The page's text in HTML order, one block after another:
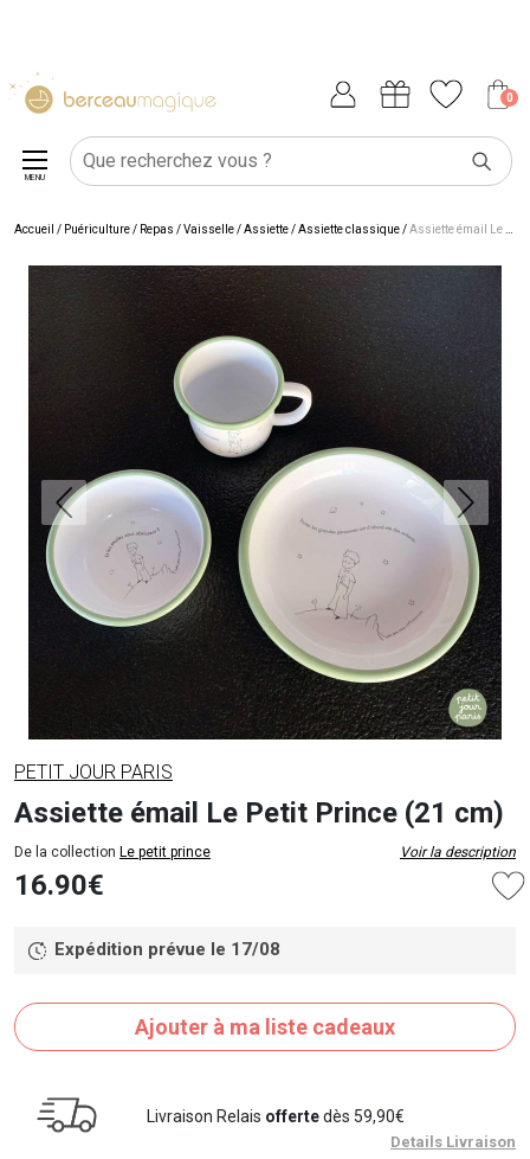
0
MENU
Accueil / Puériculture/ Repas /Vaisselle/Assiette/Assiette classique/Assiette émail Le Petit Prince (21 cm)
PETIT JOUR PARIS
Assiette émail Le Petit Prince (21 cm)
De la collection Le petit prince Voir la description
16.90€
Expédition prévue le 17/08
Ajouter à ma liste cadeaux
Livraison Relais offertedès 59,90€
Details Livraison